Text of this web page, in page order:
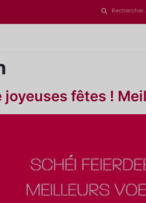
fêtes !